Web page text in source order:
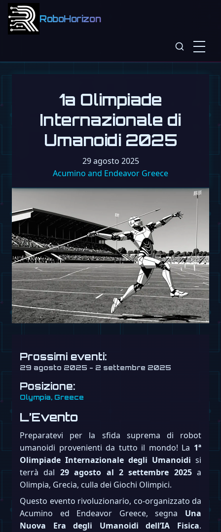
RoboHorizon
1a Olimpiade
Internazionale di
Umanoidi 2025
29 agosto 2025
Acumino and Endeavor Greece
Prossimi eventi:
29 agosto 2025 - 2 settembre 2025
Posizione:
Olympia, Greece
L’Evento
Preparatevi per la sfida suprema di robot
umanoidi provenienti da tutto il mondo! La 1ª
Olimpiade Internazionale degli Umanoidi si
terrà dal 29 agosto al 2 settembre 2025a
Olimpia, Grecia, culla dei Giochi Olimpici.
Questo evento rivoluzionario, co-organizzato da
Acumino ed Endeavor Greece, segna Una
Nuova Era degli Umanoidi dell’IA Fisica.